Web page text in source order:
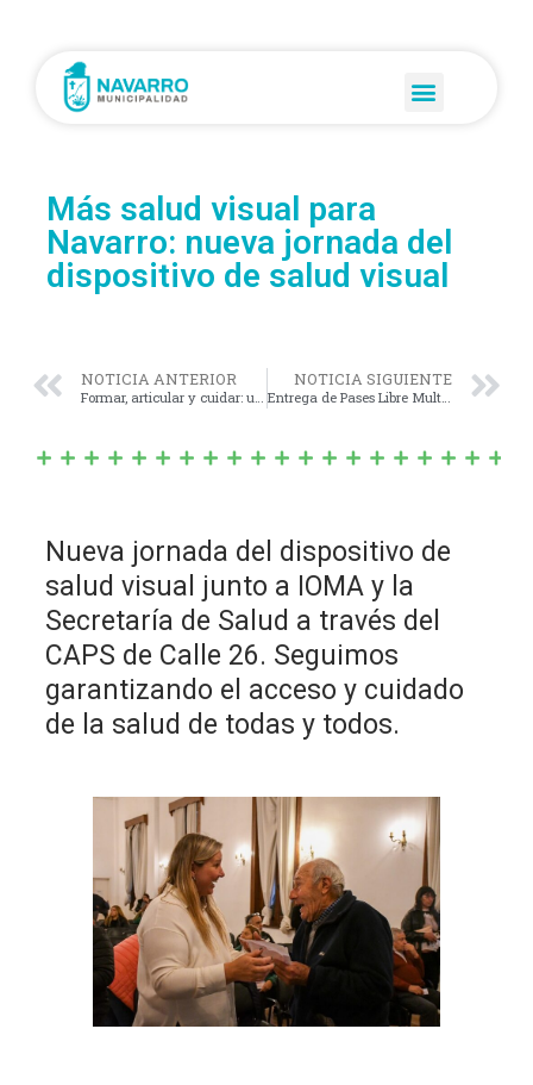
Más salud visual para
Navarro: nueva jornada del
dispositivo de salud visual
NOTICIA ANTERIOR
Formar, articular y cuidar: una jornada clave para mejorar la atención en salud mental
NOTICIA SIGUIENTE
Entrega de Pases Libre Multimodal: acceso al transporte público para quienes más lo necesitan
Nueva jornada del dispositivo de
salud visual junto a IOMA y la
Secretaría de Salud a través del
CAPS de Calle 26. Seguimos
garantizando el acceso y cuidado
de la salud de todas y todos.